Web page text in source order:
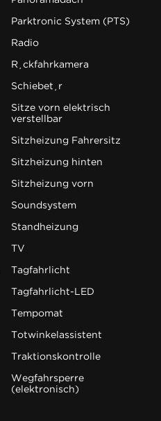
Parktronic System (PTS)
Radio
Rückfahrkamera
Schiebetür
Sitze vorn elektrisch
verstellbar
Sitzheizung Fahrersitz
Sitzheizung hinten
Sitzheizung vorn
Soundsystem
Standheizung
TV
Tagfahrlicht
Tagfahrlicht-LED
Tempomat
Totwinkelassistent
Traktionskontrolle
Wegfahrsperre
(elektronisch)